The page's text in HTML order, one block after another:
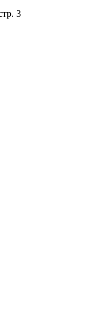
3